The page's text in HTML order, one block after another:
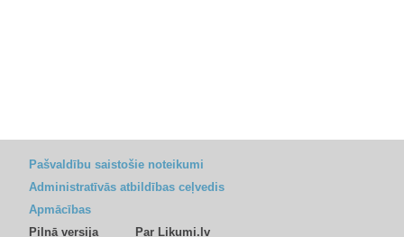
Pašvaldību saistošie noteikumi
Administratīvās atbildības ceļvedis
Apmācības
Pilnā versija
Par Likumi.lv